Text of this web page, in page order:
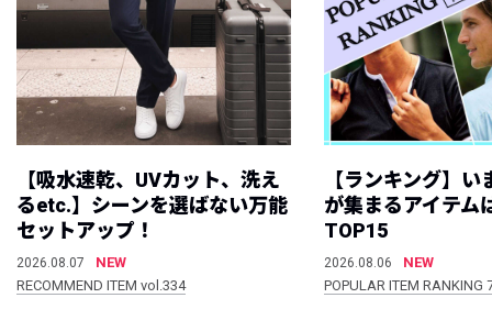
【吸水速乾、UVカット、洗え
るetc.】シーンを選ばない万能
セットアップ！
2026.08.07
NEW
RECOMMEND ITEM vol.334
【ランキング】
が集まるアイテム
TOP15
2026.08.06
NEW
POPULAR ITEM